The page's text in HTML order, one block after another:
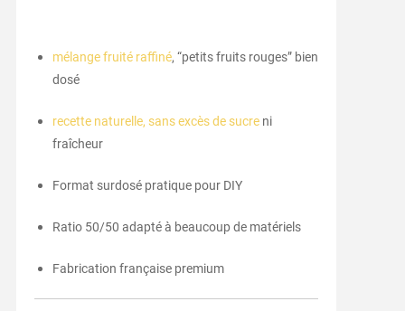
mélange fruité raffiné, “petits fruits rouges” bien
dosé
recette naturelle, sans excès de sucreni
fraîcheur
Format surdosé pratique pour DIY
Ratio 50/50 adapté à beaucoup de matériels
Fabrication française premium